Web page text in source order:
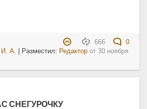
666
0
И. А. | Разместил: Редактор от 30 ноября
СНЕГУРОЧКУ